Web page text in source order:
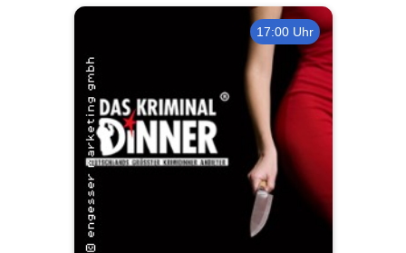
17:00 Uhr